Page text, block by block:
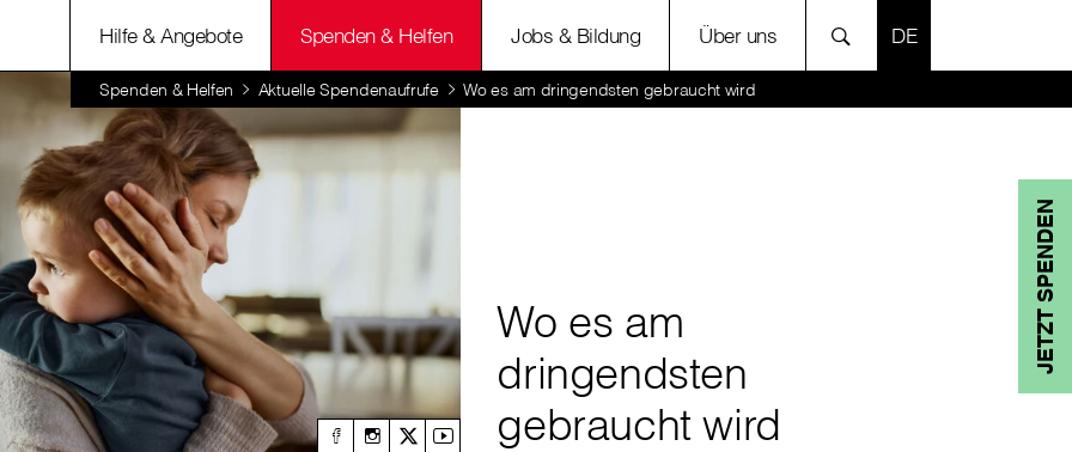
Hilfe & Angebote Spenden & Helfen Jobs & Bildung Über uns SPRACHE
Spenden & Helfen Aktuelle Spendenaufrufe Wo es am dringendsten gebraucht wird
JETZT SPENDEN
Wo es am
dringendsten
gebraucht wird